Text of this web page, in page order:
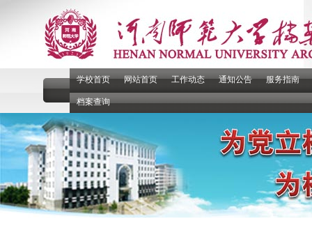
学校首页 网站首页 工作动态 通知公告 服务指南
档案查询